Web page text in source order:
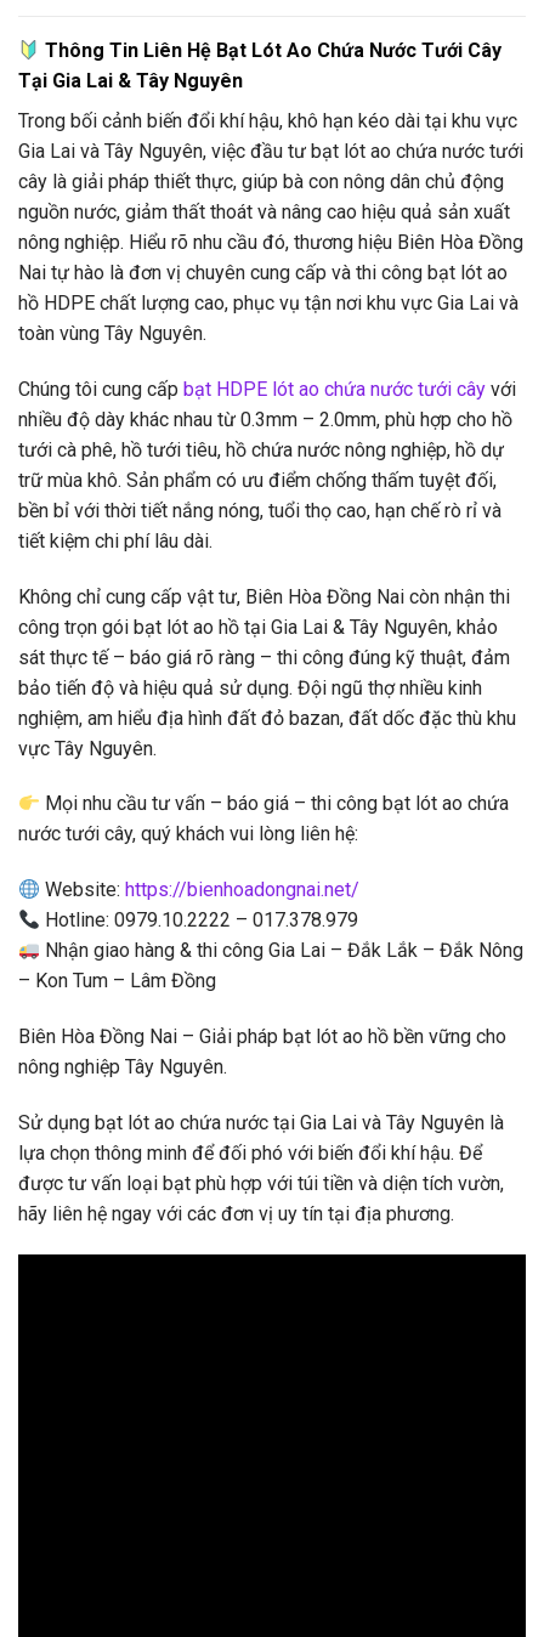
Thông Tin Liên Hệ Bạt Lót Ao Chứa Nước Tưới Cây
Tại Gia Lai & Tây Nguyên
Trong bối cảnh biến đổi khí hậu, khô hạn kéo dài tại khu vực
Gia Lai và Tây Nguyên, việc đầu tư bạt lót ao chứa nước tưới
cây là giải pháp thiết thực, giúp bà con nông dân chủ động
nguồn nước, giảm thất thoát và nâng cao hiệu quả sản xuất
nông nghiệp. Hiểu rõ nhu cầu đó, thương hiệu Biên Hòa Đồng
Nai tự hào là đơn vị chuyên cung cấp và thi công bạt lót ao
hồ HDPE chất lượng cao, phục vụ tận nơi khu vực Gia Lai và
toàn vùng Tây Nguyên.
Chúng tôi cung cấp bạt HDPE lót ao chứa nước tưới cây với
nhiều độ dày khác nhau từ 0.3mm – 2.0mm, phù hợp cho hồ
tưới cà phê, hồ tưới tiêu, hồ chứa nước nông nghiệp, hồ dự
trữ mùa khô. Sản phẩm có ưu điểm chống thấm tuyệt đối,
bền bỉ với thời tiết nắng nóng, tuổi thọ cao, hạn chế rò rỉ và
tiết kiệm chi phí lâu dài.
Không chỉ cung cấp vật tư, Biên Hòa Đồng Nai còn nhận thi
công trọn gói bạt lót ao hồ tại Gia Lai & Tây Nguyên, khảo
sát thực tế – báo giá rõ ràng – thi công đúng kỹ thuật, đảm
bảo tiến độ và hiệu quả sử dụng. Đội ngũ thợ nhiều kinh
nghiệm, am hiểu địa hình đất đỏ bazan, đất dốc đặc thù khu
vực Tây Nguyên.
Mọi nhu cầu tư vấn – báo giá – thi công bạt lót ao chứa
nước tưới cây, quý khách vui lòng liên hệ:
Website: https://bienhoadongnai.net/
Hotline: 0979.10.2222 – 017.378.979
Nhận giao hàng & thi công Gia Lai – Đắk Lắk – Đắk Nông
– Kon Tum – Lâm Đồng
Biên Hòa Đồng Nai – Giải pháp bạt lót ao hồ bền vững cho
nông nghiệp Tây Nguyên.
Sử dụng bạt lót ao chứa nước tại Gia Lai và Tây Nguyên là
lựa chọn thông minh để đối phó với biến đổi khí hậu. Để
được tư vấn loại bạt phù hợp với túi tiền và diện tích vườn,
hãy liên hệ ngay với các đơn vị uy tín tại địa phương.